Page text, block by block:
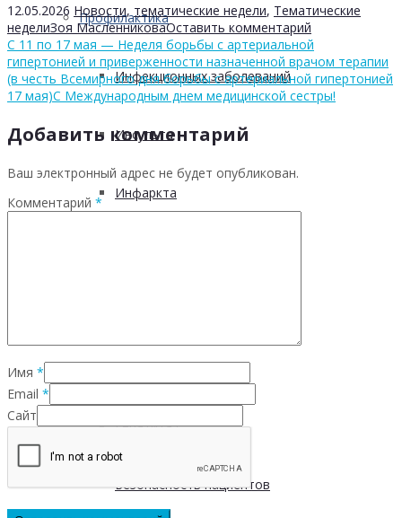
Профилактика
Инфекционных заболеваний
Инсульта
Инфаркта
ХОБЛ
Гепатита С
Безопасность пациентов
12.05.2026 Новости, тематические недели, Тематические
неделиЗоя МасленниковаОставить комментарий
С 11 по 17 мая — Неделя борьбы с артериальной
гипертонией и приверженности назначенной врачом терапии
(в честь Всемирного дня борьбы с артериальной гипертонией
17 мая)С Международным днем медицинской сестры!
Добавить комментарий
Ваш электронный адрес не будет опубликован.
Комментарий *
Имя *
Email *
Сайт